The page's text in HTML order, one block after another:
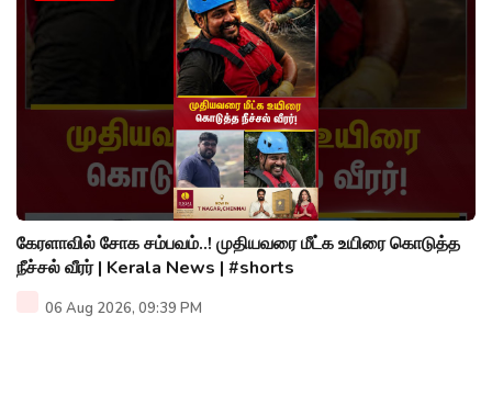
கேரளாவில் சோக சம்பவம்..! முதியவரை மீட்க உயிரை கொடுத்த
நீச்சல் வீரர் | Kerala News | #shorts
06 Aug 2026, 09:39 PM